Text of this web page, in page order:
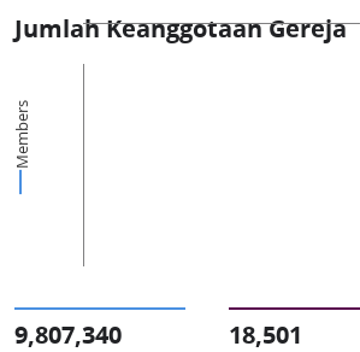
Jumlah Keanggotaan Gereja
Members
9,807,340 18,501